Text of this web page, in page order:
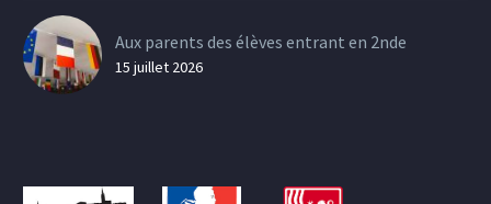
Aux parents des élèves entrant en 2nde
15 juillet 2026